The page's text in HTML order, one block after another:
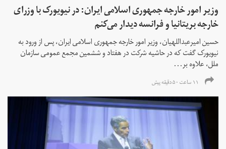
وزیر امور خارجه جمهوری اسلامی ایران: در نیویورک با وزرای
خارجه بریتانیا و فرانسه دیدار می‌کنم
حسین امیرعبداللهیان، وزیر امور خارجه جمهوری اسلامی ایران، پس از ورود به
نیویورک گفت که در حاشیه شرکت در هفتاد و ششمین مجمع عمومی سازمان
ملل، علاوه بر...
۱۱ ساعت ۵۰ دقیقه پیش